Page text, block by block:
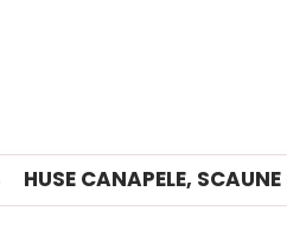
HUSE CANAPELE,